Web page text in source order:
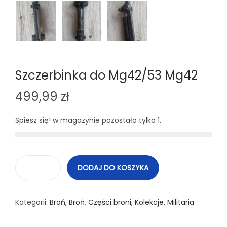
Szczerbinka do Mg42/53 Mg42
499,99 zł
Spiesz się! w magazynie pozostało tylko 1.
o
DODAJ DO KOSZYKA
Kategorii: Broń, Broń, Części broni, Kolekcje, Militaria